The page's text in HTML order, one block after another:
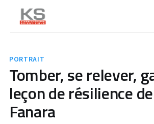
PORTRAIT
Tomber, se relever,
leçon de résilience
Fanara